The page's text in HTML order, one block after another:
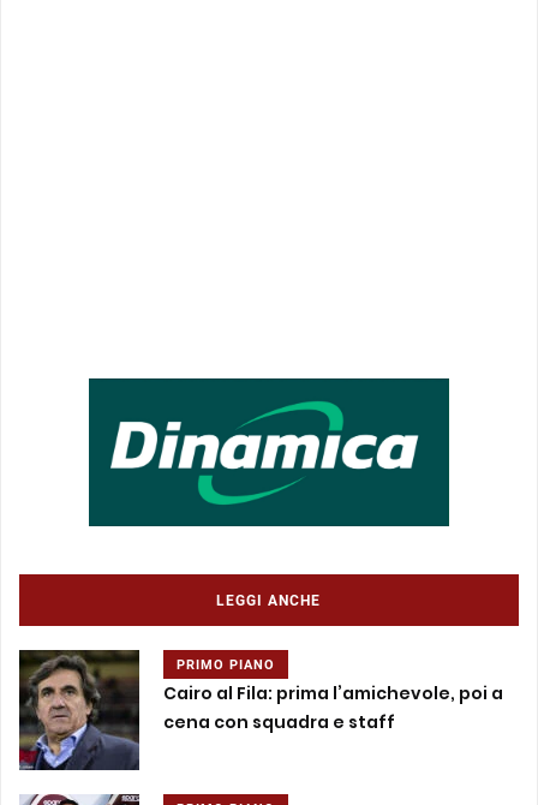
LEGGI ANCHE
PRIMO PIANO
Cairo al Fila: prima l’amichevole, poi a
cena con squadra e staff